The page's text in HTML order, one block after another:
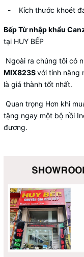
- Kích thước khoét
Bếp Từ nhập khẩu
tại HUY BẾP
Ngoài ra chúng tôi có
MIX823Svới tính năng
là giá thành tốt nhất.
Quan trọng Hơn khi
tặng ngay một bộ nồi
đương.